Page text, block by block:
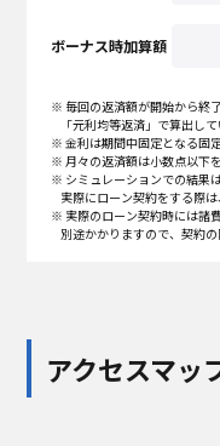
ボーナス時加算額
※ 毎回の返済額が開始から終
「元利均等返済」で算出して
※ 金利は期間中固定となる固
※ 月々の返済額は小数点以下
※ シミュレーションでの結果
実際にローン契約をする際
※ 実際のローン契約時には諸
別途かかりますので、契約の
アクセスマッ